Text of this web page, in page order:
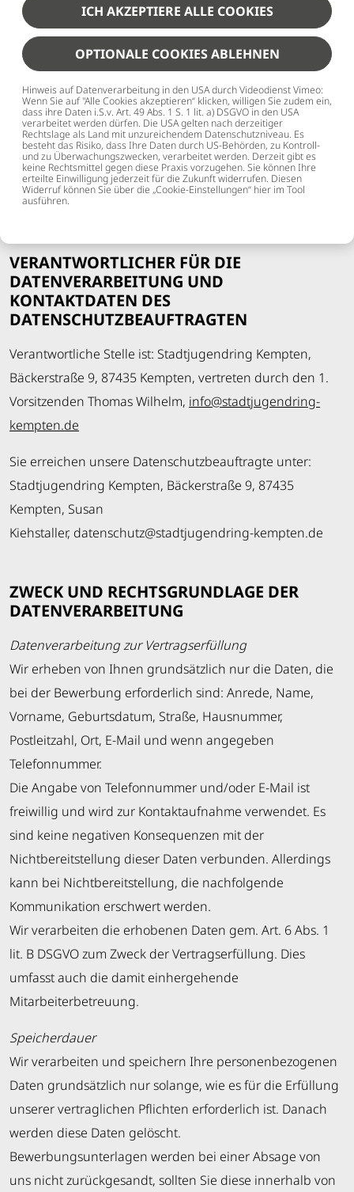
NACH ARTIKEL 13 DSGVO
Mit den nachfolgenden Informationen geben wir Ihnen
einen Überblick über die Verarbeitung Ihrer
personenbezogenen Daten und der Ihnen zustehenden
Rechte nach der DSGVO.
VERANTWORTLICHER FÜR DIE
DATENVERARBEITUNG UND
KONTAKTDATEN DES
DATENSCHUTZBEAUFTRAGTEN
Verantwortliche Stelle ist: Stadtjugendring Kempten,
Bäckerstraße 9, 87435 Kempten, vertreten durch den 1.
Vorsitzenden Thomas Wilhelm, info@stadtjugendring-
kempten.de
Sie erreichen unsere Datenschutzbeauftragte unter:
Stadtjugendring Kempten, Bäckerstraße 9, 87435
Kempten, Susan
Kiehstaller, datenschutz@stadtjugendring-kempten.de
ZWECK UND RECHTSGRUNDLAGE DER
DATENVERARBEITUNG
Datenverarbeitung zur Vertragserfüllung
Wir erheben von Ihnen grundsätzlich nur die Daten, die
bei der Bewerbung erforderlich sind: Anrede, Name,
Vorname, Geburtsdatum, Straße, Hausnummer,
Postleitzahl, Ort, E-Mail und wenn angegeben
Telefonnummer.
Die Angabe von Telefonnummer und/oder E-Mail ist
freiwillig und wird zur Kontaktaufnahme verwendet. Es
sind keine negativen Konsequenzen mit der
Nichtbereitstellung dieser Daten verbunden. Allerdings
kann bei Nichtbereitstellung, die nachfolgende
Kommunikation erschwert werden.
Wir verarbeiten die erhobenen Daten gem. Art. 6 Abs. 1
lit. B DSGVO zum Zweck der Vertragserfüllung. Dies
umfasst auch die damit einhergehende
Mitarbeiterbetreuung.
Speicherdauer
Wir verarbeiten und speichern Ihre personenbezogenen
Daten grundsätzlich nur solange, wie es für die Erfüllung
unserer vertraglichen Pflichten erforderlich ist. Danach
werden diese Daten gelöscht.
Bewerbungsunterlagen werden bei einer Absage von
uns nicht zurückgesandt, sollten Sie diese innerhalb von
ICH AKZEPTIERE ALLE COOKIES
OPTIONALE COOKIES ABLEHNEN
Hinweis auf Datenverarbeitung in den USA durch Videodienst Vimeo:
Wenn Sie auf "Alle Cookies akzeptieren“ klicken, willigen Sie zudem ein,
dass ihre Daten i.S.v. Art. 49 Abs. 1 S. 1 lit. a) DSGVO in den USA
verarbeitet werden dürfen. Die USA gelten nach derzeitiger
Rechtslage als Land mit unzureichendem Datenschutzniveau. Es
besteht das Risiko, dass Ihre Daten durch US-Behörden, zu Kontroll-
und zu Überwachungszwecken, verarbeitet werden. Derzeit gibt es
keine Rechtsmittel gegen diese Praxis vorzugehen. Sie können Ihre
erteilte Einwilligung jederzeit für die Zukunft widerrufen. Diesen
Widerruf können Sie über die „Cookie-Einstellungen“ hier im Tool
ausführen.